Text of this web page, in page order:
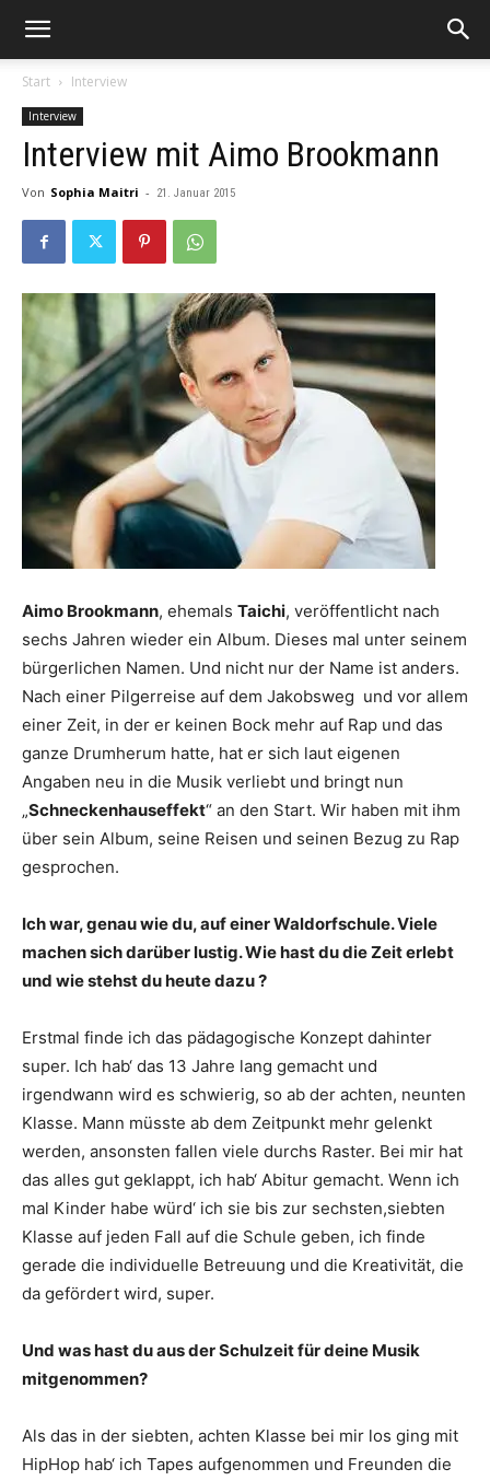
Start Interview
Interview
Interview mit Aimo Brookmann
Von Sophia Maitri - 21. Januar 2015
Aimo Brookmann, ehemals Taichi, veröffentlicht nach
sechs Jahren wieder ein Album. Dieses mal unter seinem
bürgerlichen Namen. Und nicht nur der Name ist anders.
Nach einer Pilgerreise auf dem Jakobsweg und vor allem
einer Zeit, in der er keinen Bock mehr auf Rap und das
ganze Drumherum hatte, hat er sich laut eigenen
Angaben neu in die Musik verliebt und bringt nun
„Schneckenhauseffekt“ an den Start. Wir haben mit ihm
über sein Album, seine Reisen und seinen Bezug zu Rap
gesprochen.
Ich war, genau wie du, auf einer Waldorfschule. Viele
machen sich darüber lustig. Wie hast du die Zeit erlebt
und wie stehst du heute dazu ?
Erstmal finde ich das pädagogische Konzept dahinter
super. Ich hab‘ das 13 Jahre lang gemacht und
irgendwann wird es schwierig, so ab der achten, neunten
Klasse. Mann müsste ab dem Zeitpunkt mehr gelenkt
werden, ansonsten fallen viele durchs Raster. Bei mir hat
das alles gut geklappt, ich hab‘ Abitur gemacht. Wenn ich
mal Kinder habe würd‘ ich sie bis zur sechsten,siebten
Klasse auf jeden Fall auf die Schule geben, ich finde
gerade die individuelle Betreuung und die Kreativität, die
da gefördert wird, super.
Und was hast du aus der Schulzeit für deine Musik
mitgenommen?
Als das in der siebten, achten Klasse bei mir los ging mit
HipHop hab‘ ich Tapes aufgenommen und Freunden die